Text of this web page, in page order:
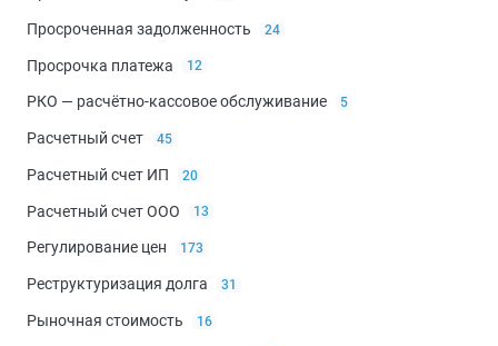
Просроченная задолженность 24
Просрочка платежа 12
РКО — расчётно-кассовое обслуживание 5
Расчетный счет 45
Расчетный счет ИП 20
Расчетный счет ООО 13
Регулирование цен 173
Реструктуризация долга 31
Рыночная стоимость 16